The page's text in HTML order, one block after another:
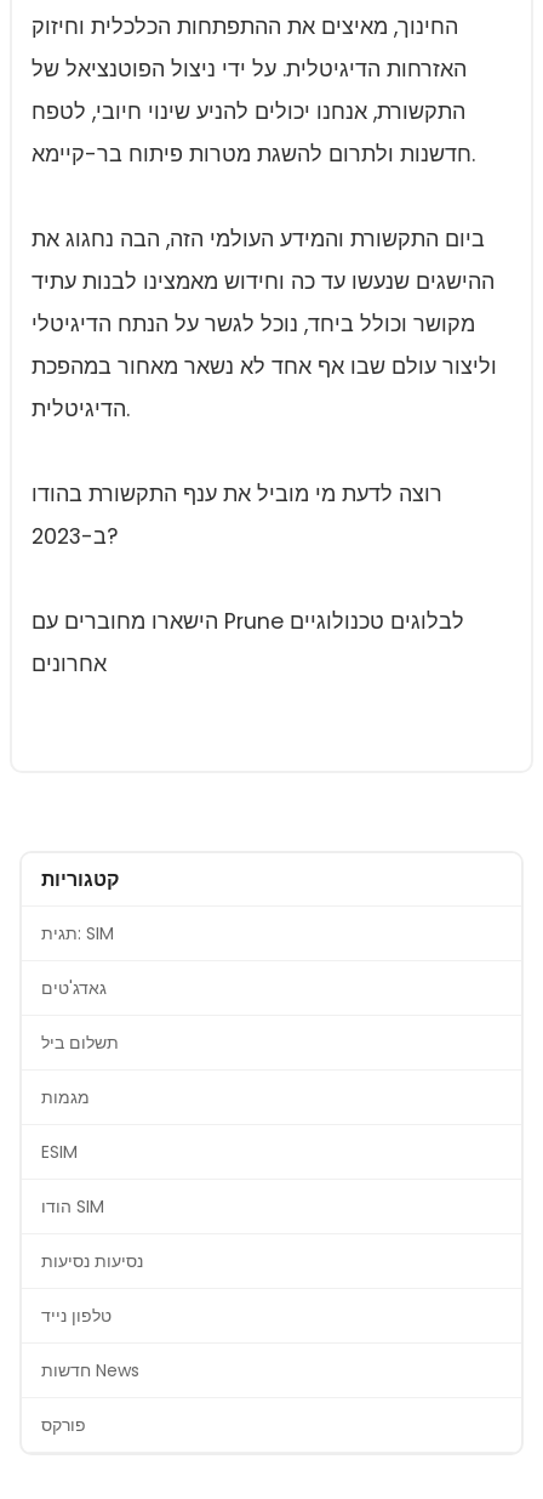
החינוך, מאיצים את ההתפתחות הכלכלית וחיזוק
האזרחות הדיגיטלית. על ידי ניצול הפוטנציאל של
התקשורת, אנחנו יכולים להניע שינוי חיובי, לטפח
חדשנות ולתרום להשגת מטרות פיתוח בר-קיימא.
ביום התקשורת והמידע העולמי הזה, הבה נחגוג את
ההישגים שנעשו עד כה וחידוש מאמצינו לבנות עתיד
מקושר וכולל ביחד, נוכל לגשר על הנתח הדיגיטלי
וליצור עולם שבו אף אחד לא נשאר מאחור במהפכת
הדיגיטלית.
רוצה לדעת מי מוביל את ענף התקשורת בהודו
ב-2023?
הישארו מחוברים עם Prune לבלוגים טכנולוגיים
אחרונים
קטגוריות
תגית: SIM
גאדג'טים
תשלום ביל
מגמות
ESIM
הודו SIM
נסיעות נסיעות
טלפון נייד
חדשות News
פורקס